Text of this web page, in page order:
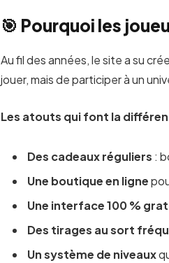
🎯 Pourquoi les
Au fil des années, le site a su
jouer, mais de participer à un
Les atouts qui font la
Des cadeaux réguliers :
Une boutique en ligne
Une interface 100 %
Des tirages au sort
Un système de niveaux